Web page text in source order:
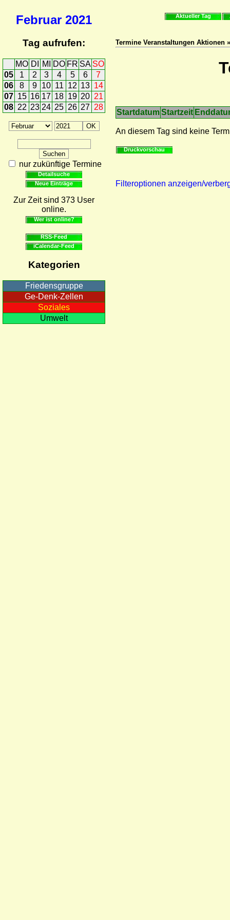
Februar 2021
Tag aufrufen:
MO DI MI DO FR SA SO
05
1 2 3 4 5 6
7
06
8 9 10 11 12 13 14
07 15 16 17 18 19 20 21
08 22 23 24 25 26 27 28
nur zukünftige Termine
Detailsuche
Neue Einträge
Zur Zeit sind 373 User
online.
Wer ist online?
RSS-Feed
iCalendar-Feed
Kategorien
Friedensgruppe
Ge-Denk-Zellen
Soziales
Umwelt
Aktueller Tag
Termine Veranstaltungen Aktionen
StartdatumStartzeit
An diesem Tag sind keine
Druckvorschau
Filteroptionen anzeigen/